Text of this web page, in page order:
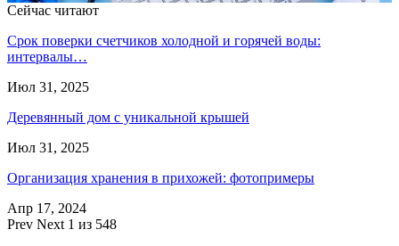
Сейчас читают
Срок поверки счетчиков холодной и горячей воды:
интервалы…
Июл 31, 2025
Деревянный дом с уникальной крышей
Июл 31, 2025
Организация хранения в прихожей: фотопримеры
Апр 17, 2024
Prev Next 1 из 548